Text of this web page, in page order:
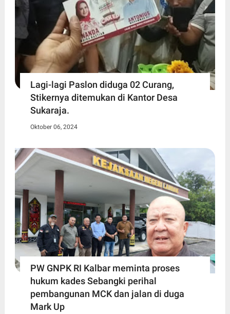
Lagi-lagi Paslon diduga 02 Curang,
Stikernya ditemukan di Kantor Desa
Sukaraja.
Oktober 06, 2024
PW GNPK RI Kalbar meminta proses
hukum kades Sebangki perihal
pembangunan MCK dan jalan di duga
Mark Up